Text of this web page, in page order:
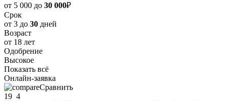
от 5 000 до 30 000₽
Срок
от 3 до 30 дней
Возраст
от 18 лет
Одобрение
Высокое
Показать всё
Онлайн-заявка
Сравнить
19 4